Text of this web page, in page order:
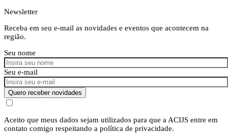
Newsletter
Receba em seu e-mail as novidades e eventos que acontecem na
região.
Seu nome
Seu e-mail
Quero receber novidades
Aceito que meus dados sejam utilizados para que a ACIJS entre em
contato comigo respeitando a política de privacidade.